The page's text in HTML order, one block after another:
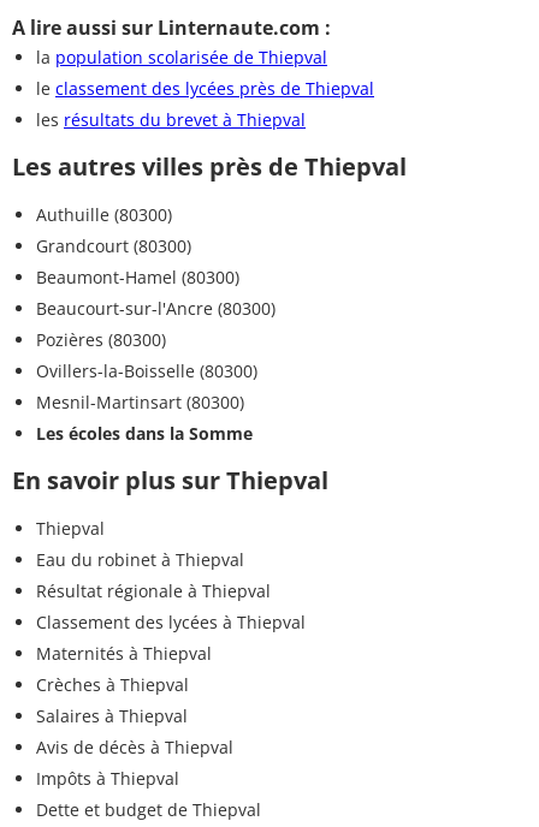
A lire aussi sur Linternaute.com :
la population scolarisée de Thiepval
le classement des lycées près de Thiepval
les résultats du brevet à Thiepval
Les autres villes près de Thiepval
Authuille (80300)
Grandcourt (80300)
Beaumont-Hamel (80300)
Beaucourt-sur-l'Ancre (80300)
Pozières (80300)
Ovillers-la-Boisselle (80300)
Mesnil-Martinsart (80300)
Les écoles dans la Somme
En savoir plus sur Thiepval
Thiepval
Eau du robinet à Thiepval
Résultat régionale à Thiepval
Classement des lycées à Thiepval
Maternités à Thiepval
Crèches à Thiepval
Salaires à Thiepval
Avis de décès à Thiepval
Impôts à Thiepval
Dette et budget de Thiepval